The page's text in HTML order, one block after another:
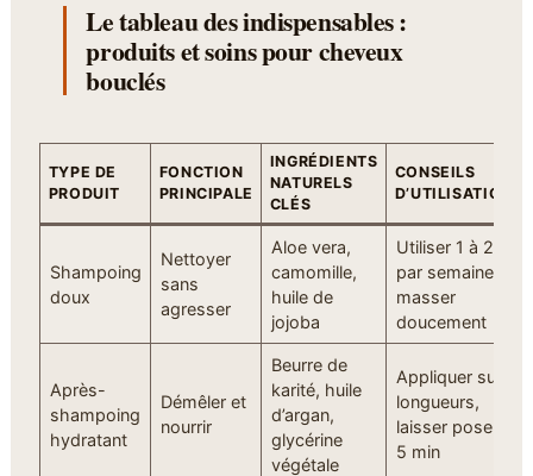
Le tableau des indispensables :
produits et soins pour cheveux
bouclés
TYPE DE
PRODUIT
FONCTION
PRINCIPALE
INGRÉDIENTS
NATURELS
CLÉS
CONSEILS
D’UTILISATION
Shampoing
doux
Nettoyer
sans
agresser
Aloe vera,
camomille,
huile de
jojoba
Utiliser 1 à 2 fois
par semaine,
masser
doucement
Après-
shampoing
hydratant
Démêler et
nourrir
Beurre de
karité, huile
d’argan,
glycérine
végétale
Appliquer sur
longueurs,
laisser poser 3-
5 min